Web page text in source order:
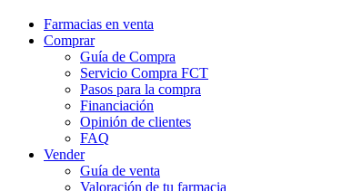
Farmacias en venta
Comprar
Guía de Compra
Servicio Compra FCT
Pasos para la compra
Financiación
Opinión de clientes
FAQ
Vender
Guía de venta
Valoración de tu farmacia